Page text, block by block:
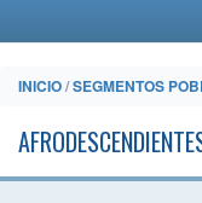
INICIO/SEGMENTOS